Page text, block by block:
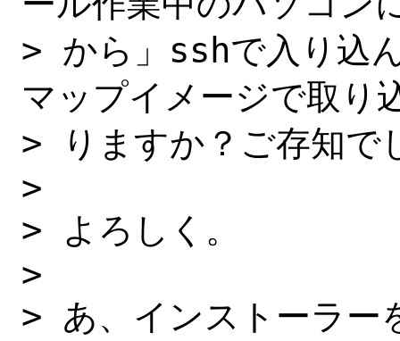
> から」sshで入り
マップイメージで取り
> りますか？ご存知で
>
> よろしく。
>
> あ、インストーラ